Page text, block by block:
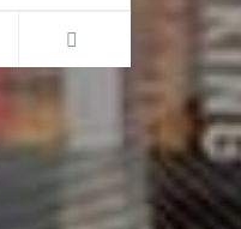
DETAILS